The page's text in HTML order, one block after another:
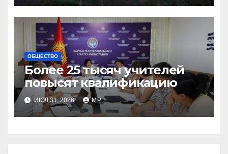
ОБЩЕСТВО
Более 25 тысяч учителей
повысят квалификацию
ИЮЛ 31, 2026 MP